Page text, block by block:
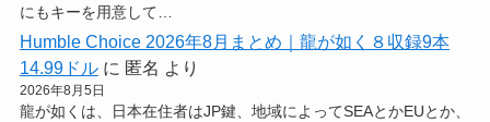
にもキーを用意して…
Humble Choice 2026年8月まとめ｜龍が如く８収録9本
14.99ドルに 匿名 より
2026年8月5日
龍が如くは、日本在住者はJP鍵、地域によってSEAとかEUとか、